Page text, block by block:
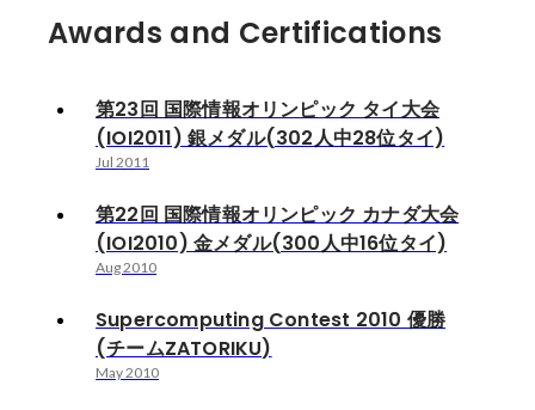
Awards and Certifications
第23回 国際情報オリンピック タイ大会
(IOI2011) 銀メダル(302人中28位タイ)
Jul 2011
第22回 国際情報オリンピック カナダ大会
(IOI2010) 金メダル(300人中16位タイ)
Aug 2010
Supercomputing Contest 2010 優勝
(チームZATORIKU)
May 2010